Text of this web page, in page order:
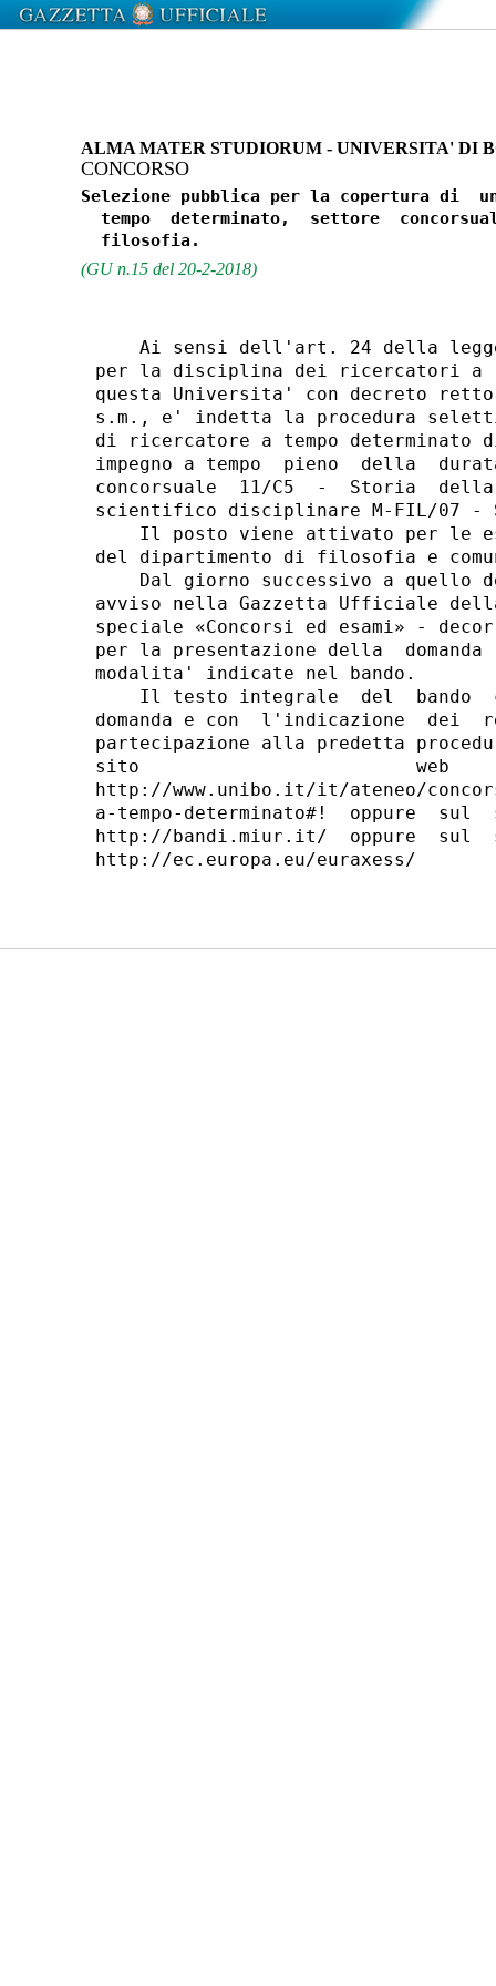
ALMA MATER STUDIORUM - UNIVERSITA' DI
CONCORSO
Selezione pubblica per la copertura di
tempo  determinato,  settore
(GU n.15 del 20-2-2018)
Ai sensi dell'art. 24 della
per la disciplina dei ricercatori a
questa Universita' con decreto
s.m., e' indetta la procedura
di ricercatore a tempo
impegno a tempo  pieno  della
concorsuale  11/C5  -  Storia
scientifico disciplinare M-FIL/07
Il posto viene attivato per le
del dipartimento di filosofia e
Dal giorno successivo a quello
avviso nella Gazzetta Ufficiale
speciale «Concorsi ed esami» -
per la presentazione della
modalita' indicate nel bando.
Il testo integrale  del  bando
domanda e con  l'indicazione
partecipazione alla predetta
sito                         web
http://www.unibo.it/it/ateneo/
a-tempo-determinato#!  oppure
http://bandi.miur.it/  oppure  sul
http://ec.europa.eu/euraxess/